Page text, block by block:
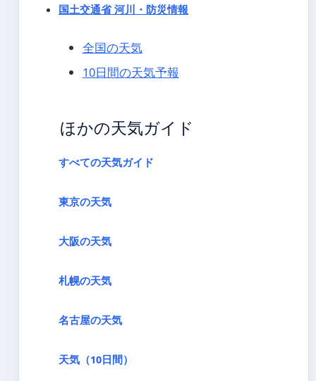
国土交通省 河川・防災情報
全国の天気
10日間の天気予報
ほかの天気ガイド
すべての天気ガイド
東京の天気
大阪の天気
札幌の天気
名古屋の天気
天気（10日間）